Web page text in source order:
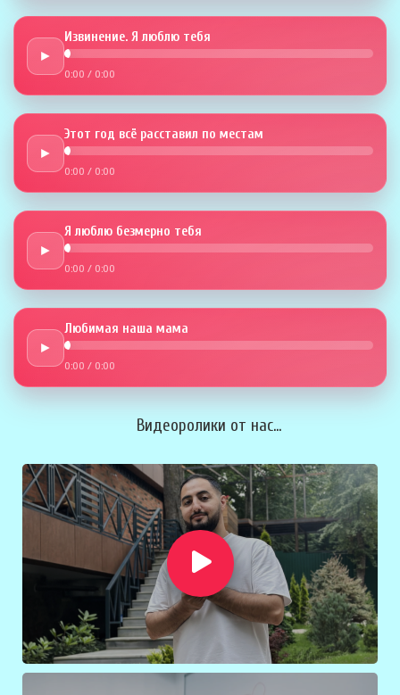
►
Извинение. Я люблю тебя
0:00 / 0:00
►
Этот год всё расставил по местам
0:00 / 0:00
►
Я люблю безмерно тебя
0:00 / 0:00
►
Любимая наша мама
0:00 / 0:00
Видеоролики от нас...